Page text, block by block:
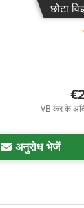
छोटा
VB कर के
अनुरोध भेजें